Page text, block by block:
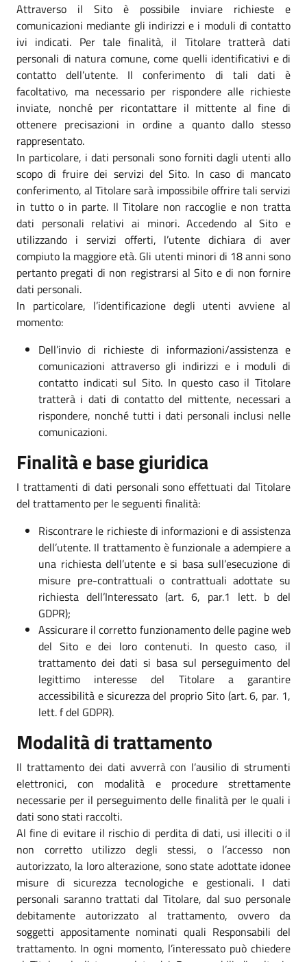
Attraverso il Sito è possibile inviare richieste e
comunicazioni mediante gli indirizzi e i moduli di contatto
ivi indicati. Per tale finalità, il Titolare tratterà dati
personali di natura comune, come quelli identificativi e di
contatto dell’utente. Il conferimento di tali dati è
facoltativo, ma necessario per rispondere alle richieste
inviate, nonché per ricontattare il mittente al fine di
ottenere precisazioni in ordine a quanto dallo stesso
rappresentato.
In particolare, i dati personali sono forniti dagli utenti allo
scopo di fruire dei servizi del Sito. In caso di mancato
conferimento, al Titolare sarà impossibile offrire tali servizi
in tutto o in parte. Il Titolare non raccoglie e non tratta
dati personali relativi ai minori. Accedendo al Sito e
utilizzando i servizi offerti, l’utente dichiara di aver
compiuto la maggiore età. Gli utenti minori di 18 anni sono
pertanto pregati di non registrarsi al Sito e di non fornire
dati personali.
In particolare, l’identificazione degli utenti avviene al
momento:
Dell’invio di richieste di informazioni/assistenza e
comunicazioni attraverso gli indirizzi e i moduli di
contatto indicati sul Sito. In questo caso il Titolare
tratterà i dati di contatto del mittente, necessari a
rispondere, nonché tutti i dati personali inclusi nelle
comunicazioni.
Finalità e base giuridica
I trattamenti di dati personali sono effettuati dal Titolare
del trattamento per le seguenti finalità:
Riscontrare le richieste di informazioni e di assistenza
dell’utente. Il trattamento è funzionale a adempiere a
una richiesta dell’utente e si basa sull’esecuzione di
misure pre-contrattuali o contrattuali adottate su
richiesta dell’Interessato (art. 6, par.1 lett. b del
GDPR);
Assicurare il corretto funzionamento delle pagine web
del Sito e dei loro contenuti. In questo caso, il
trattamento dei dati si basa sul perseguimento del
legittimo interesse del Titolare a garantire
accessibilità e sicurezza del proprio Sito (art. 6, par. 1,
lett. f del GDPR).
Modalità di trattamento
Il trattamento dei dati avverrà con l’ausilio di strumenti
elettronici, con modalità e procedure strettamente
necessarie per il perseguimento delle finalità per le quali i
dati sono stati raccolti.
Al fine di evitare il rischio di perdita di dati, usi illeciti o il
non corretto utilizzo degli stessi, o l’accesso non
autorizzato, la loro alterazione, sono state adottate idonee
misure di sicurezza tecnologiche e gestionali. I dati
personali saranno trattati dal Titolare, dal suo personale
debitamente autorizzato al trattamento, ovvero da
soggetti appositamente nominati quali Responsabili del
trattamento. In ogni momento, l’interessato può chiedere